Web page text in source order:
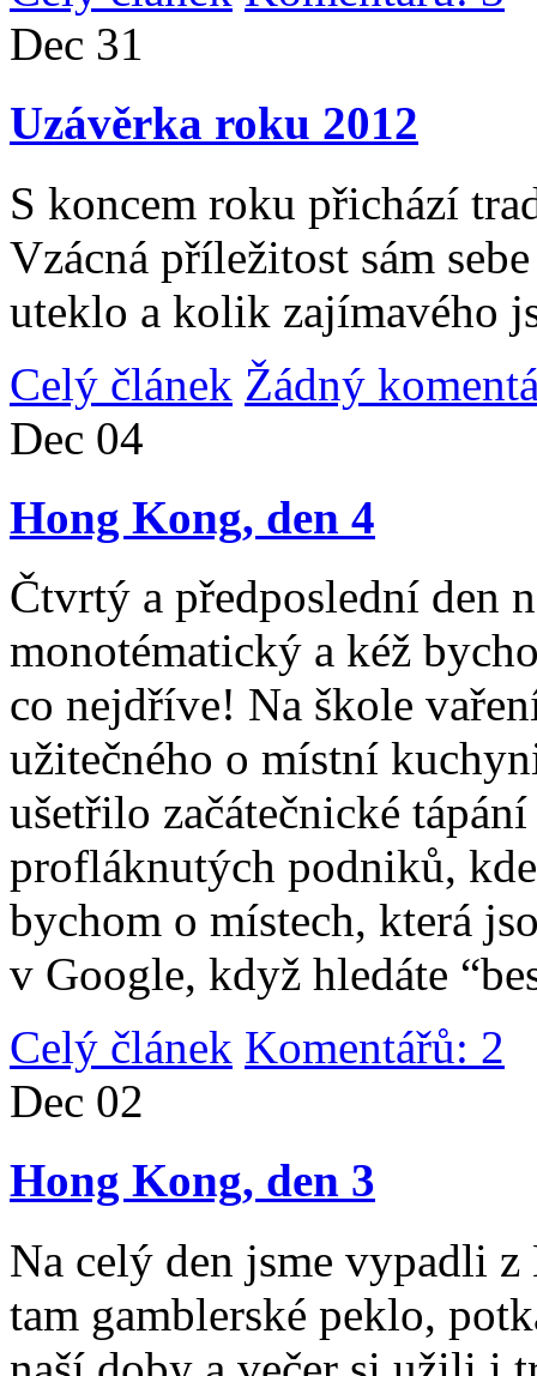
Dec 31
Uzávěrka roku 2012
S koncem roku přichází
Vzácná příležitost sám
uteklo a kolik zajímavého
Celý článek Žádný
Dec 04
Hong Kong, den 4
Čtvrtý a předposlední den
monotématický a kéž
co nejdříve! Na škole
užitečného o místní
ušetřilo začátečnické
profláknutých podniků,
bychom o místech, která
v Google, když hledáte
Celý článek Komentářů: 2
Dec 02
Hong Kong, den 3
Na celý den jsme vypadli
tam gamblerské peklo,